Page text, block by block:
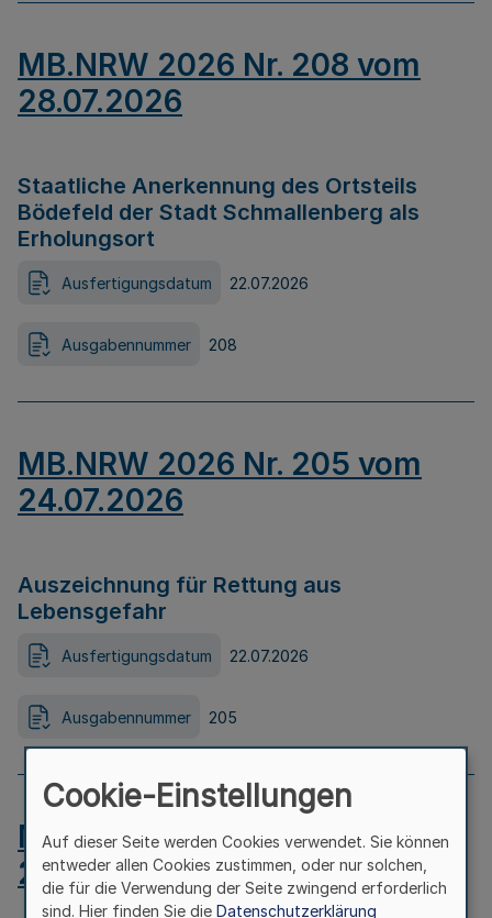
MB.NRW 2026 Nr. 208 vom
28.07.2026
Staatliche Anerkennung des Ortsteils
Bödefeld der Stadt Schmallenberg als
Erholungsort
Ausfertigungsdatum 22.07.2026
Ausgabennummer 208
MB.NRW 2026 Nr. 205 vom
24.07.2026
Auszeichnung für Rettung aus
Lebensgefahr
Ausfertigungsdatum 22.07.2026
Ausgabennummer 205
MB.NRW 2026 Nr. 204 vom
24.07.2026
Cookie-Einstellungen
Auf dieser Seite werden Cookies verwendet. Sie können
entweder allen Cookies zustimmen, oder nur solchen,
die für die Verwendung der Seite zwingend erforderlich
sind. Hier finden Sie die Datenschutzerklärung